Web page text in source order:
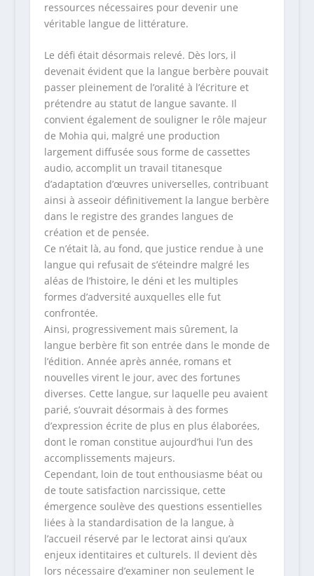
ressources nécessaires pour devenir une
véritable langue de littérature.
Le défi était désormais relevé. Dès lors, il
devenait évident que la langue berbère pouvait
passer pleinement de l’oralité à l’écriture et
prétendre au statut de langue savante. Il
convient également de souligner le rôle majeur
de Mohia qui, malgré une production
largement diffusée sous forme de cassettes
audio, accomplit un travail titanesque
d’adaptation d’œuvres universelles, contribuant
ainsi à asseoir définitivement la langue berbère
dans le registre des grandes langues de
création et de pensée.
Ce n’était là, au fond, que justice rendue à une
langue qui refusait de s’éteindre malgré les
aléas de l’histoire, le déni et les multiples
formes d’adversité auxquelles elle fut
confrontée.
Ainsi, progressivement mais sûrement, la
langue berbère fit son entrée dans le monde de
l’édition. Année après année, romans et
nouvelles virent le jour, avec des fortunes
diverses. Cette langue, sur laquelle peu avaient
parié, s’ouvrait désormais à des formes
d’expression écrite de plus en plus élaborées,
dont le roman constitue aujourd’hui l’un des
accomplissements majeurs.
Cependant, loin de tout enthousiasme béat ou
de toute satisfaction narcissique, cette
émergence soulève des questions essentielles
liées à la standardisation de la langue, à
l’accueil réservé par le lectorat ainsi qu’aux
enjeux identitaires et culturels. Il devient dès
lors nécessaire d’examiner non seulement le